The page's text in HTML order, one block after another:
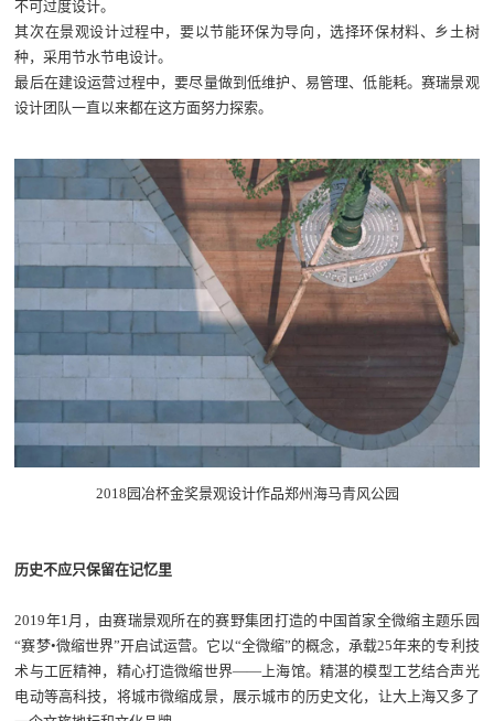
不可过度设计。
其次在景观设计过程中，要以节能环保为导向，选择环保材料、乡土树
种，采用节水节电设计。
最后在建设运营过程中，要尽量做到低维护、易管理、低能耗。赛瑞景观
设计团队一直以来都在这方面努力探索。
2018园冶杯金奖景观设计作品郑州海马青风公园
历史不应只保留在记忆里
2019年1月，由赛瑞景观所在的赛野集团打造的中国首家全微缩主题乐园
“赛梦•微缩世界”开启试运营。它以“全微缩”的概念，承载25年来的专利技
术与工匠精神，精心打造微缩世界——上海馆。精湛的模型工艺结合声光
电动等高科技，将城市微缩成景，展示城市的历史文化，让大上海又多了